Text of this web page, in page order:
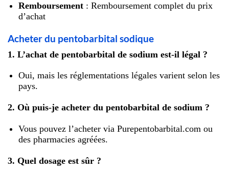
Remboursement: Remboursement complet du prix
d’achat
Acheter du pentobarbital sodique
1. L’achat de pentobarbital de sodium est-il légal ?
Oui, mais les réglementations légales varient selon les
pays.
2. Où puis-je acheter du pentobarbital de sodium ?
Vous pouvez l’acheter via Purepentobarbital.com ou
des pharmacies agréées.
3. Quel dosage est sûr ?